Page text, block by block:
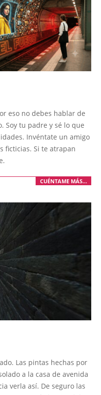
eso no debes hablar de
Soy tu padre y sé lo que
Invéntate un amigo
ficticias. Si te atrapan
CUÉNTAME MÁS…
Las pintas hechas por
a la casa de avenida
verla así. De seguro las